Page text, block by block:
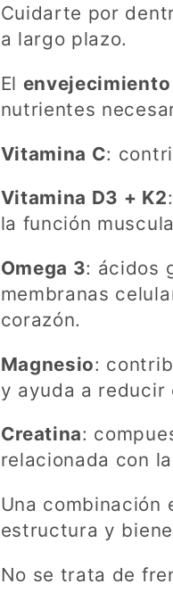
c
i
ó
n
:
Cuidarte por
a largo plazo.
El
nutrientes
Vitamina C:
Vitamina D3 + K2
la función
Omega 3: ácidos
membranas
corazón.
Magnesio:
y ayuda a reducir
Creatina:
relacionada con
Una combinación
estructura y
No se trata de